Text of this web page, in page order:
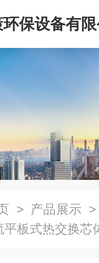
保设备有
> 产品展示
板式热交换芯